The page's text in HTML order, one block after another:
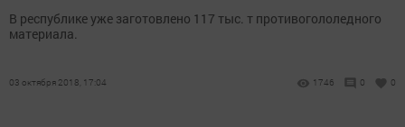
В республике уже заготовлено 117 тыс. т противогололедного
материала.
03 октября 2018, 17:04 1746 0 0